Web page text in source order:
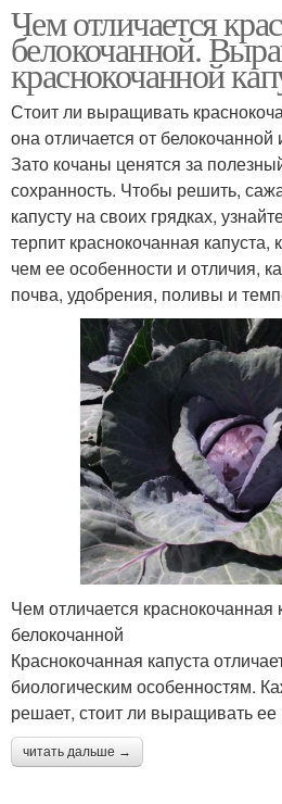
Чем отличается
белокочанной.
краснокочанной
Стоит ли выращивать
она отличается от белокочанной
Зато кочаны ценятся за
сохранность. Чтобы решить,
капусту на своих грядках,
терпит краснокочанная капуста,
чем ее особенности и отличия,
почва, удобрения, поливы и
Чем отличается краснокочанная
белокочанной
Краснокочанная капуста
биологическим особенностям.
решает, стоит ли выращивать
читать дальше →